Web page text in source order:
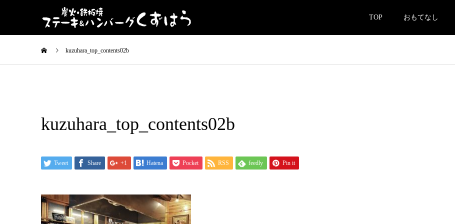
TOP おもてなし
kuzuhara_top_contents02b
kuzuhara_top_contents02b
Tweet Share +1 Hatena Pocket RSS feedly Pin it